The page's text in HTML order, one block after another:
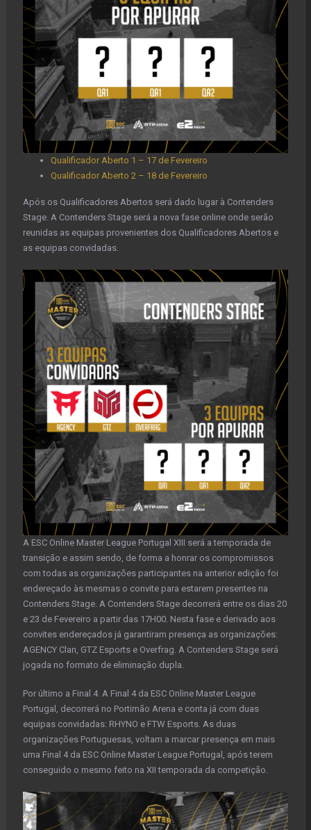
Qualificador Aberto 1 – 17 de Fevereiro
Qualificador Aberto 2 – 18 de Fevereiro
Após os Qualificadores Abertos será dado lugar à Contenders
Stage. A Contenders Stage será a nova fase online onde serão
reunidas as equipas provenientes dos Qualificadores Abertos e
as equipas convidadas.
A ESC Online Master League Portugal XIII será a temporada de
transição e assim sendo, de forma a honrar os compromissos
com todas as organizações participantes na anterior edição foi
endereçado às mesmas o convite para estarem presentes na
Contenders Stage. A Contenders Stage decorrerá entre os dias 20
e 23 de Fevereiro a partir das 17H00. Nesta fase e derivado aos
convites endereçados já garantiram presença as organizações:
AGENCY Clan, GTZ Esports e Overfrag. A Contenders Stage será
jogada no formato de eliminação dupla.
Por último a Final 4. A Final 4 da ESC Online Master League
Portugal, decorrerá no Portimão Arena e conta já com duas
equipas convidadas: RHYNO e FTW Esports. As duas
organizações Portuguesas, voltam a marcar presença em mais
uma Final 4 da ESC Online Master League Portugal, após terem
conseguido o mesmo feito na XII temporada da competição.